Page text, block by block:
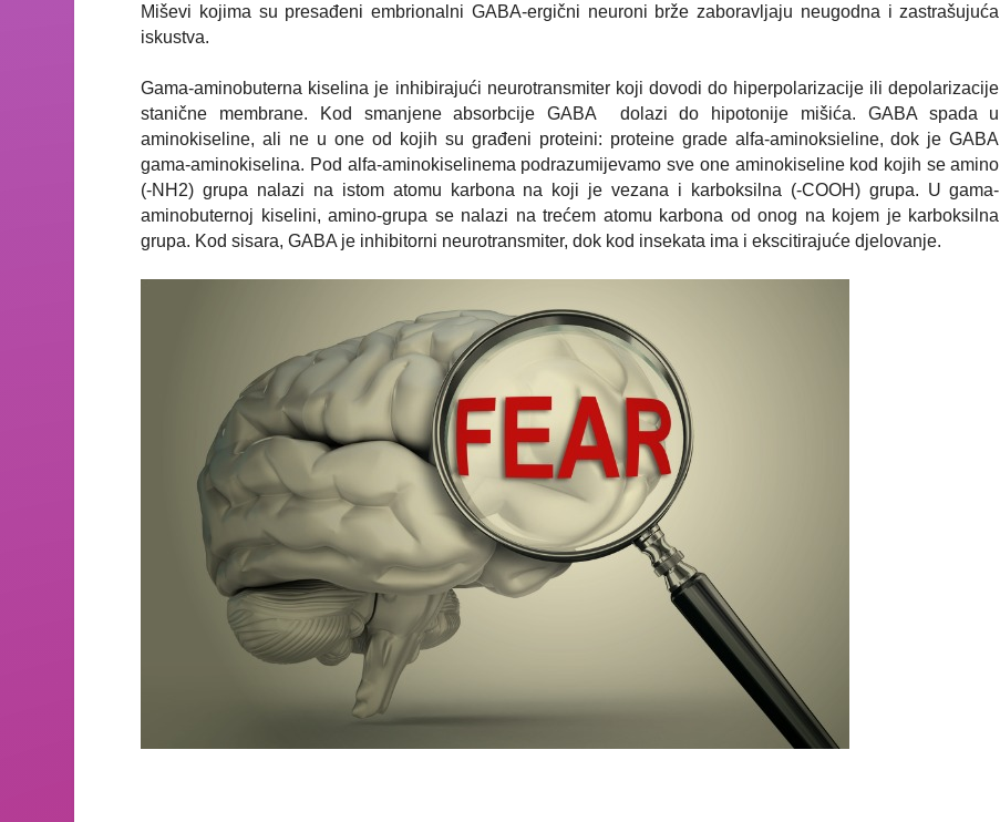
Miševi kojima su presađeni embrionalni GABA-ergični neuroni brže zaboravljaju neugodna i zastrašujuća
iskustva.
Gama-aminobuterna kiselina je inhibirajući neurotransmiter koji dovodi do hiperpolarizacije ili depolarizacije
stanične membrane. Kod smanjene absorbcije GABA dolazi do hipotonije mišića. GABA spada u
aminokiseline, ali ne u one od kojih su građeni proteini: proteine grade alfa-aminoksieline, dok je GABA
gama-aminokiselina. Pod alfa-aminokiselinema podrazumijevamo sve one aminokiseline kod kojih se amino
(-NH2) grupa nalazi na istom atomu karbona na koji je vezana i karboksilna (-COOH) grupa. U gama-
aminobuternoj kiselini, amino-grupa se nalazi na trećem atomu karbona od onog na kojem je karboksilna
grupa. Kod sisara, GABA je inhibitorni neurotransmiter, dok kod insekata ima i ekscitirajuće djelovanje.